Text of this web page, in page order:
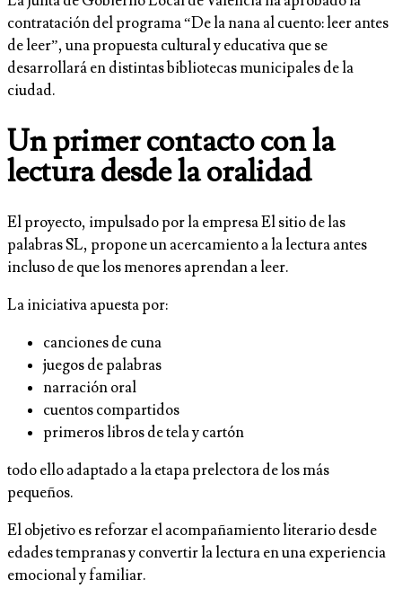
contratación del programa “De la nana al cuento: leer antes
de leer”, una propuesta cultural y educativa que se
desarrollará en distintas bibliotecas municipales de la
ciudad.
Un primer contacto con la
lectura desde la oralidad
El proyecto, impulsado por la empresa El sitio de las
palabras SL, propone un acercamiento a la lectura antes
incluso de que los menores aprendan a leer.
La iniciativa apuesta por:
canciones de cuna
juegos de palabras
narración oral
cuentos compartidos
primeros libros de tela y cartón
todo ello adaptado a la etapa prelectora de los más
pequeños.
El objetivo es reforzar el acompañamiento literario desde
edades tempranas y convertir la lectura en una experiencia
emocional y familiar.